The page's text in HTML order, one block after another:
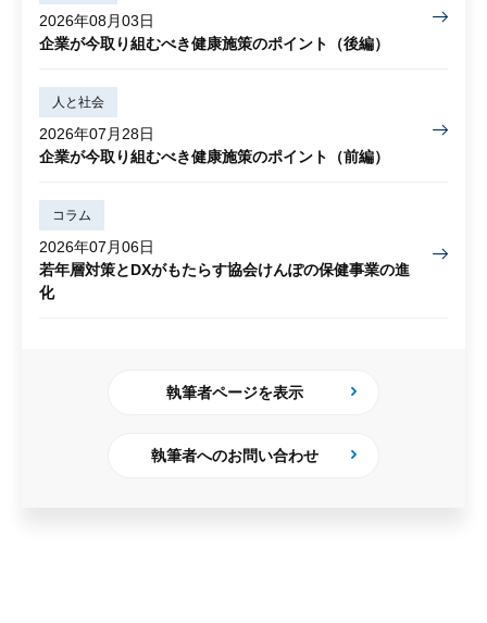
2026年08月03日
企業が今取り組むべき健康施策のポイント（後編）
人と社会
2026年07月28日
企業が今取り組むべき健康施策のポイント（前編）
コラム
2026年07月06日
若年層対策とDXがもたらす協会けんぽの保健事業の進
化
執筆者ページを表示
執筆者へのお問い合わせ